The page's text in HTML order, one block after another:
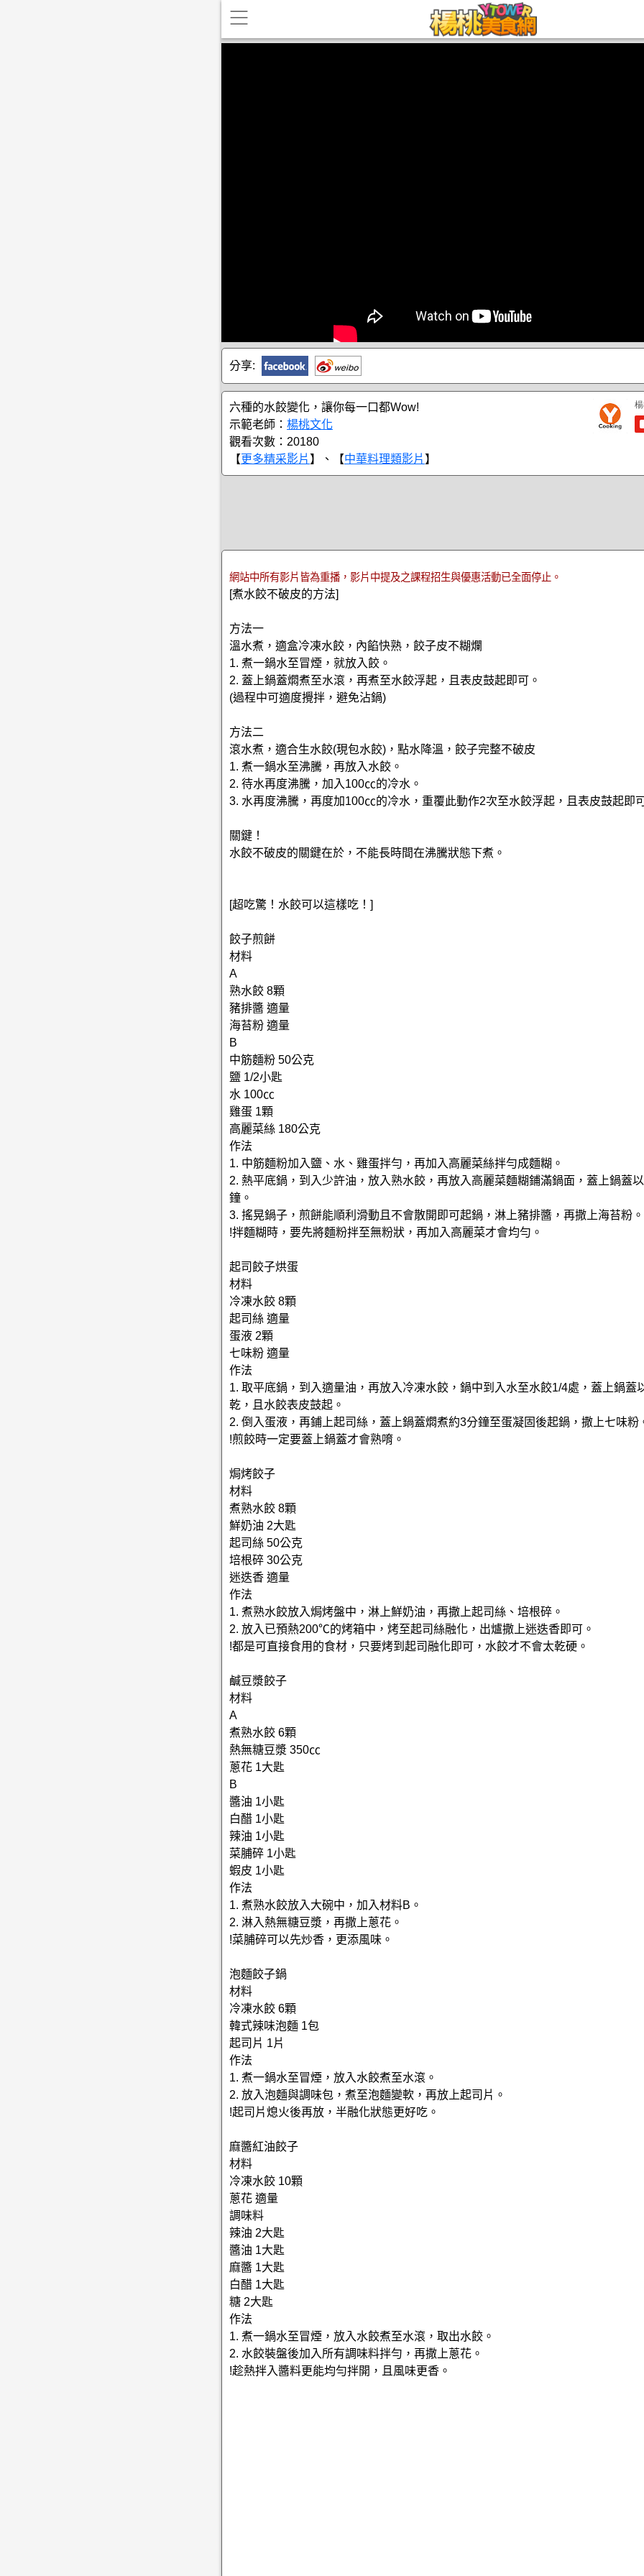
分享:
六種的水餃變化，讓你每一口都Wow!
示範老師： 楊桃文化
觀看次數：20180
【更多精采影片 】、【中華料理類影片 】
網站中所有影片皆為重播，影片中提及之課程招生與優惠活動已全面停止。
[煮水餃不破皮的方法]
方法一
溫水煮，適盒冷凍水餃，內餡快熟，餃子皮不糊爛
1. 煮一鍋水至冒煙，就放入餃。
2. 蓋上鍋蓋燜煮至水滾，再煮至水餃浮起，且表皮鼓起即可。
(過程中可適度攪拌，避免沾鍋)
方法二
滾水煮，適合生水餃(現包水餃)，點水降溫，餃子完整不破皮
1. 煮一鍋水至沸騰，再放入水餃。
2. 待水再度沸騰，加入100㏄的冷水。
3. 水再度沸騰，再度加100㏄的冷水，重覆此動作2次至水餃浮起，且表皮鼓起即
關鍵！
水餃不破皮的關鍵在於，不能長時間在沸騰狀態下煮。
[超吃驚！水餃可以這樣吃！]
餃子煎餅
材料
A
熟水餃 8顆
豬排醬 適量
海苔粉 適量
B
中筋麵粉 50公克
鹽 1/2小匙
水 100㏄
雞蛋 1顆
高麗菜絲 180公克
作法
1. 中筋麵粉加入鹽、水、雞蛋拌勻，再加入高麗菜絲拌勻成麵糊。
2. 熱平底鍋，到入少許油，放入熟水餃，再放入高麗菜麵糊鋪滿鍋面，蓋上鍋蓋
鐘。
3. 搖晃鍋子，煎餅能順利滑動且不會散開即可起鍋，淋上豬排醬，再撒上海苔粉。
!拌麵糊時，要先將麵粉拌至無粉狀，再加入高麗菜才會均勻。
起司餃子烘蛋
材料
冷凍水餃 8顆
起司絲 適量
蛋液 2顆
七味粉 適量
作法
1. 取平底鍋，到入適量油，再放入冷凍水餃，鍋中到入水至水餃1/4處，蓋上鍋蓋
乾，且水餃表皮鼓起。
2. 倒入蛋液，再鋪上起司絲，蓋上鍋蓋燜煮約3分鐘至蛋凝固後起鍋，撒上七味粉
!煎餃時一定要蓋上鍋蓋才會熟唷。
焗烤餃子
材料
煮熟水餃 8顆
鮮奶油 2大匙
起司絲 50公克
培根碎 30公克
迷迭香 適量
作法
1. 煮熟水餃放入焗烤盤中，淋上鮮奶油，再撒上起司絲、培根碎。
2. 放入已預熱200℃的烤箱中，烤至起司絲融化，出爐撒上迷迭香即可。
!都是可直接食用的食材，只要烤到起司融化即可，水餃才不會太乾硬。
鹹豆漿餃子
材料
A
煮熟水餃 6顆
熱無糖豆漿 350㏄
蔥花 1大匙
B
醬油 1小匙
白醋 1小匙
辣油 1小匙
菜脯碎 1小匙
蝦皮 1小匙
作法
1. 煮熟水餃放入大碗中，加入材料B。
2. 淋入熱無糖豆漿，再撒上蔥花。
!菜脯碎可以先炒香，更添風味。
泡麵餃子鍋
材料
冷凍水餃 6顆
韓式辣味泡麵 1包
起司片 1片
作法
1. 煮一鍋水至冒煙，放入水餃煮至水滾。
2. 放入泡麵與調味包，煮至泡麵變軟，再放上起司片。
!起司片熄火後再放，半融化狀態更好吃。
麻醬紅油餃子
材料
冷凍水餃 10顆
蔥花 適量
調味料
辣油 2大匙
醬油 1大匙
麻醬 1大匙
白醋 1大匙
糖 2大匙
作法
1. 煮一鍋水至冒煙，放入水餃煮至水滾，取出水餃。
2. 水餃裝盤後加入所有調味料拌勻，再撒上蔥花。
!趁熱拌入醬料更能均勻拌開，且風味更香。